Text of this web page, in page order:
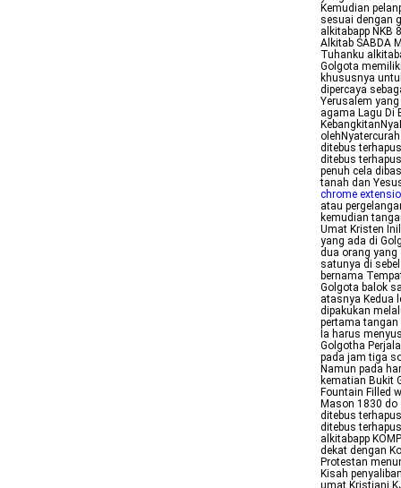
Kemudian
sesuai dengan
alkitabapp NKB
Alkitab SABDA
Tuhanku
Golgota
khususnya
dipercaya
Yerusalem
agama Lagu Di
ditebus
ditebus
penuh cela
tanah dan
chrome
atau
kemudian
Umat Kristen
yang ada di
dua orang yang
satunya di
bernama
Golgota balok
atasnya Kedua
dipakukan
pertama
Ia harus
Golgotha
pada jam tiga
Namun pada
kematian Bukit
Fountain Filled
Mason 1830 do
ditebus
ditebus
alkitabapp
dekat dengan
Protestan
Kisah